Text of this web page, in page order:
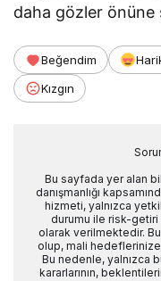
daha gözler önüne
Beğendim
Kızgın
Bu sayfada yer alan
danışmanlığı
hizmeti, yalnızca
durumu ile risk-
olarak verilmektedir.
olup, mali
Bu nedenle, yalnızca
kararlarının,